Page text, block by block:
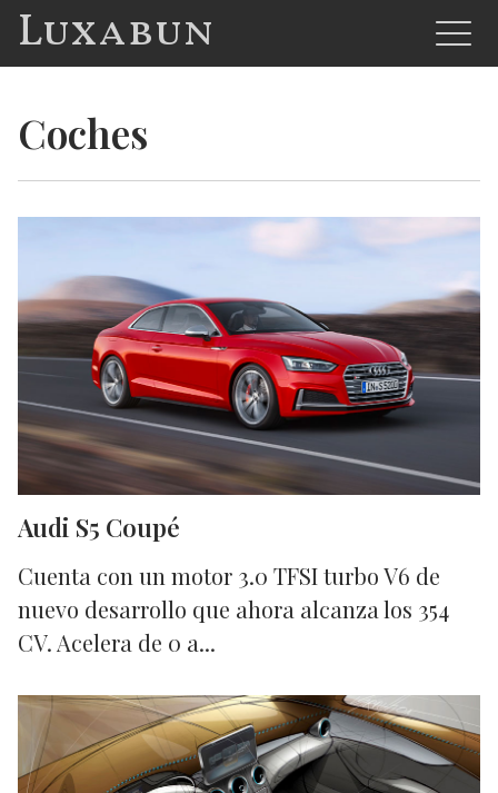
Luxabun
Coches
Audi S5 Coupé
Cuenta con un motor 3.0 TFSI turbo V6 de
nuevo desarrollo que ahora alcanza los 354
CV. Acelera de 0 a...